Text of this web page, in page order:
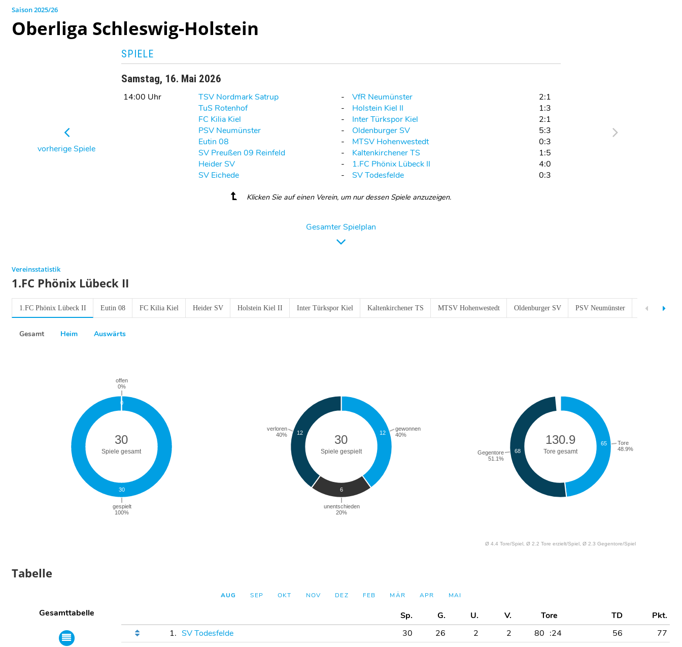
2025/26
Oberliga Schleswig-Holstein
vorherige Spiele
SPIELE
Samstag, 16. Mai 2026
14:00 Uhr TSV Nordmark Satrup VfR Neumünster
2:1
TuS Rotenhof
Holstein Kiel II
1:3
FC Kilia Kiel
Inter Türkspor Kiel
2:1
PSV Neumünster
Oldenburger SV
5:3
Eutin 08
MTSV Hohenwestedt
0:3
SV Preußen 09 Reinfeld
Kaltenkirchener TS
1:5
Heider SV
1.FC Phönix Lübeck II
4:0
SV Eichede
SV Todesfelde 0:3
Klicken Sie auf einen Verein, um nur dessen Spiele anzuzeigen.
Gesamter Spielplan
Vereinsstatistik
1.FC Phönix Lübeck II
1.FC Phönix Lübeck II Eutin 08 FC Kilia Kiel Heider SV Holstein Kiel II Inter Türkspor Kiel Kaltenkirchener TS MTSV Hohenwestedt Oldenburger SV PSV Neumünster SV Eichede
Gesamt Heim Auswärts
Tabelle
AUG SEP OKT NOV DEZ FEB MÄR APR MAI
Gesamttabelle Sp. G. U. V. Tore TD
Pkt.
1. SV Todesfelde 30 26 2 2 80 :24 56
77